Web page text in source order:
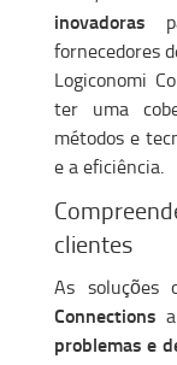
inovadoras
fornecedores
Logiconomi
ter uma
métodos e
e a eficiência.
clientes
As soluções
Connections
problemas e